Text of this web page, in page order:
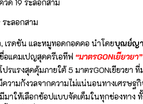
ระลอกสาม
เรดซัน และหมูทอดกอดคอ นำโดยบุณย์ญ
อแคมเปญสุดครีเอทีฟ “มาตรGONเยียวยา”
รงสุดคุ้มภายใต้ 5 มาตรGONเยียวยา ที่
วามกังวลจากความไม่แน่นอนทางเศรษ
เลือกช้อปแบบจัดเต็มในทุกช่องทาง ทั้